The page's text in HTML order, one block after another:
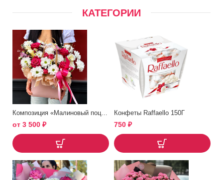
КАТЕГОРИИ
от 3 500 ₽
Конфеты Raffaello 150Г
750 ₽